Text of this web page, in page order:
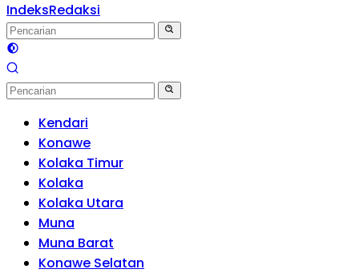
IndeksRedaksi
Kendari
Konawe
Kolaka Timur
Kolaka
Kolaka Utara
Muna
Muna Barat
Konawe Selatan